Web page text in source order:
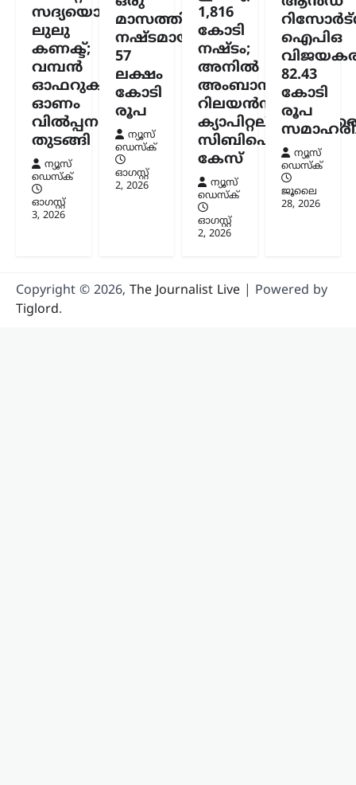
ന്യൂസ് ഡെസ്ക്
ഓഗസ്റ്റ്‌ 9, 2026
ഡൽഹിയിലെ വിദ്യാർത്ഥി സമരത്തെ
തുടർന്ന് കേന്ദ്ര വിദ്യാഭ്യാസമന്ത്രി സ്ഥാനം
രാജിവെച്ചതിനെക്കുറിച്ച്
വിശദീകരണവുമായി മുൻ കേന്ദ്രമന്ത്രി
ധർമ്മേന്ദ്ര പ്രധാൻ. രാജി പ്രഖ്യാപിച്ച് രണ്ട്
ആഴ്ചകൾക്ക് ശേഷമാണ് അദ്ദേഹം
വിഷയത്തിൽ…
സദ്യയൊരുക്കി
ലുലു
കണക്ട്;
വമ്പൻ
ഓഫറുകളുമായി
ഓണം
വിൽപ്പന
തുടങ്ങി
ന്യൂസ്
ഡെസ്ക്
ഓഗസ്റ്റ്‌
3, 2026
മാസത്തിനുള്ളിൽ
നഷ്ടമായത്
57
ലക്ഷം
കോടി
രൂപ
ന്യൂസ്
ഡെസ്ക്
ഓഗസ്റ്റ്‌
2, 2026
1,816
കോടി
നഷ്ടം;
അനിൽ
അംബാനിക്കും
റിലയൻസ്
സിബിഐ
കേസ്
ന്യൂസ്
ഡെസ്ക്
ഓഗസ്റ്റ്‌
2, 2026
ഐപിഒ
82.43
കോടി
രൂപ
ന്യൂസ്
ഡെസ്ക്
ജൂലൈ
28, 2026
Copyright © 2026, The Journalist Live | Powered by
Tiglord.